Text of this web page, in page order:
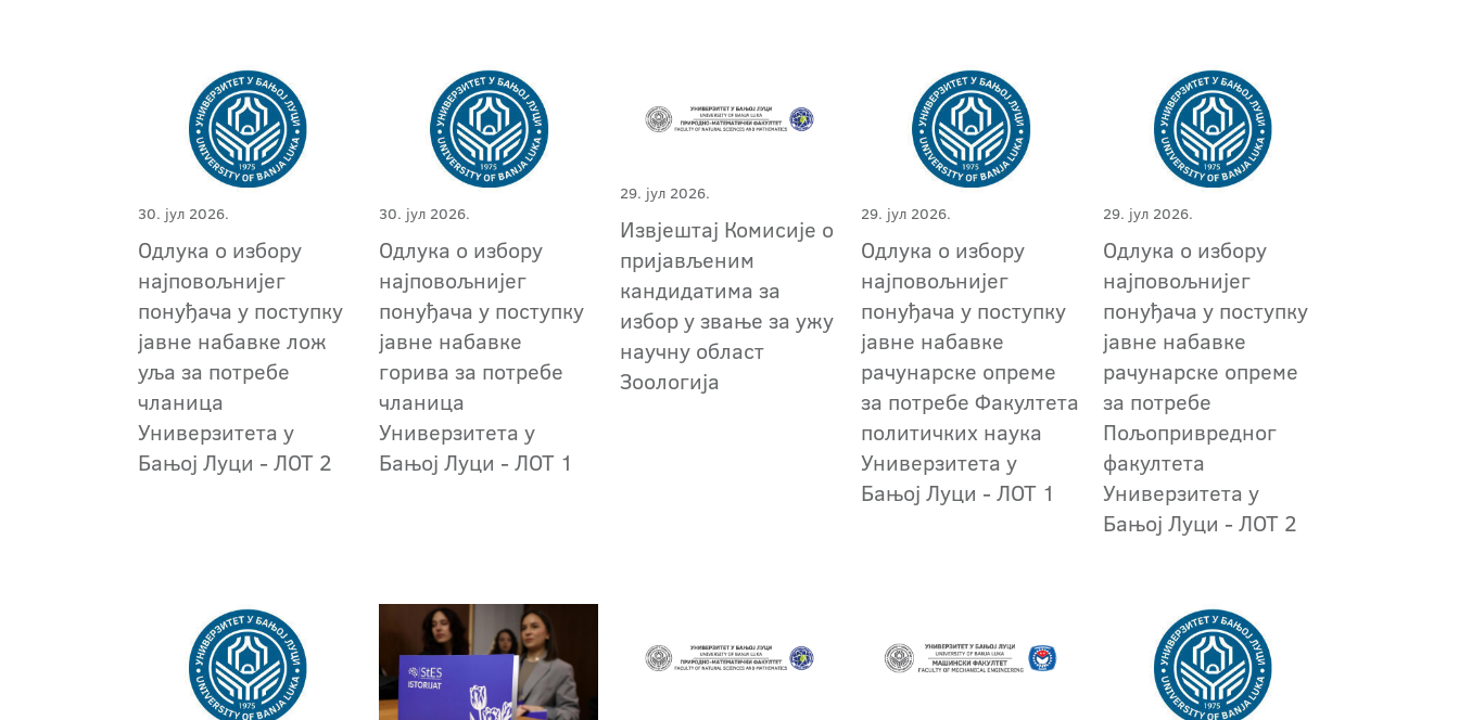
30. јул 2026.
Одлука о избору
најповољнијег
понуђача у поступку
јавне набавке лож
уља за потребе
чланица
Универзитета у
Бањој Луци - ЛОТ 2
30. јул 2026.
Одлука о избору
најповољнијег
понуђача у поступку
јавне набавке
горива за потребе
чланица
Универзитета у
Бањој Луци - ЛОТ 1
29. јул 2026.
Извјештај Комисије о
пријављеним
кандидатима за
избор у звање за ужу
научну област
Зоологија
29. јул 2026.
Oдлука о избору
најповољнијег
понуђача у поступку
јавне набавке
рачунарске опреме
за потребе Факултета
политичких наука
Универзитета у
Бањој Луци - ЛОТ 1
29. јул 2026.
Oдлука о избору
најповољнијег
понуђача у поступку
јавне набавке
рачунарске опреме
за потребе
Пољопривредног
факултета
Универзитета у
Бањој Луци - ЛОТ 2